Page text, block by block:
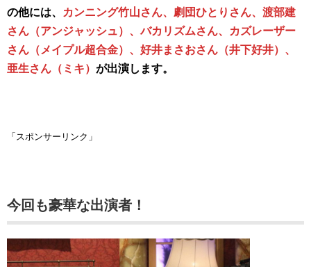
の他には、
カンニング竹山さん、劇団ひとりさん、渡部建
さん（アンジャッシュ）、バカリズムさん、カズレーザー
さん（メイプル超合金）、好井まさおさん（井下好井）、
亜生さん（ミキ） が出演します。
「スポンサーリンク」
今回も豪華な出演者！